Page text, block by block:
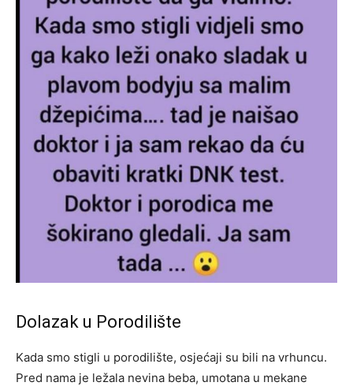
Dolazak u Porodilište
Kada smo stigli u porodilište, osjećaji su bili na vrhuncu.
Pred nama je ležala nevina beba, umotana u mekane